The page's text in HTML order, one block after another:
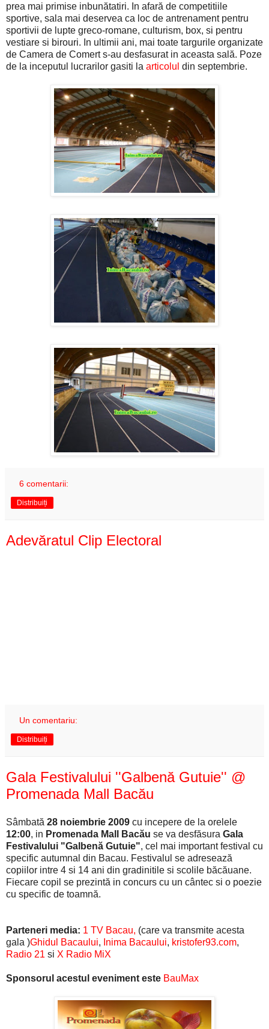
prea mai primise inbunătatiri. In afară de competitiile
sportive, sala mai deservea ca loc de antrenament pentru
sportivii de lupte greco-romane, culturism, box, si pentru
vestiare si birouri. In ultimii ani, mai toate targurile organizate
de Camera de Comert s-au desfasurat in aceasta sală. Poze
de la inceputul lucrarilor gasiti la articolul din septembrie.
6 comentarii:
Distribuiți
Adevăratul Clip Electoral
Un comentariu:
Distribuiți
Gala Festivalului ''Galbenă Gutuie'' @
Promenada Mall Bacău
Sâmbată 28 noiembrie 2009 cu incepere de la orelele
12:00, in Promenada Mall Bacău se va desfăsura Gala
Festivalului "Galbenă Gutuie", cel mai important festival cu
specific autumnal din Bacau. Festivalul se adresează
copiilor intre 4 si 14 ani din gradinitile si scolile băcăuane.
Fiecare copil se prezintă in concurs cu un cântec si o poezie
cu specific de toamnă.
Parteneri media: 1 TV Bacau, (care va transmite acesta
gala )Ghidul Bacaului, Inima Bacaului, kristofer93.com,
Radio 21 si X Radio MiX
Sponsorul acestul eveniment este BauMax